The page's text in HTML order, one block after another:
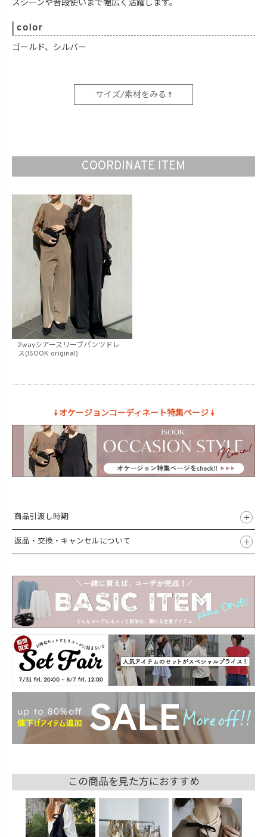
スシーンや普段使いまで幅広く活躍します。
color
ゴールド、シルバー
サイズ/素材をみる ↑
COORDINATE ITEM
2wayシアースリーブパンツドレ
ス(ISOOK original)
↓ オケージョンコーディネート特集ページ ↓
商品引渡し時期
返品・交換・キャンセルについて
この商品を見た方におすすめ